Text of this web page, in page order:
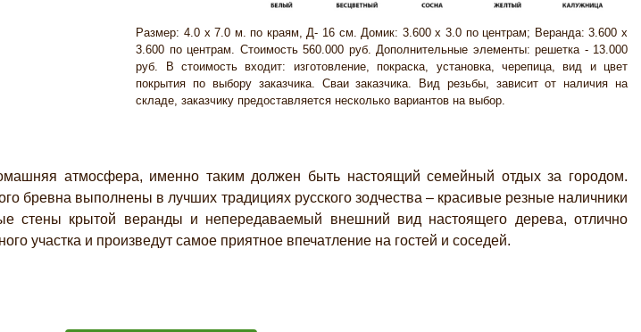
Размер: 4.0 х 7.0 м. по краям, Д- 16 см. Домик: 3.600 х 3.0 по центрам; Веранда: 3.600 х
3.600 по центрам. Стоимость 560.000 руб. Дополнительные элементы: решетка - 13.000
руб. В стоимость входит: изготовление, покраска, установка, черепица, вид и цвет
покрытия по выбору заказчика. Сваи заказчика. Вид резьбы, зависит от наличия на
складе, заказчику предоставляется несколько вариантов на выбор.
атмосфера, именно таким должен быть настоящий семейный отдых за городом.
бревна выполнены в лучших традициях русского зодчества – красивые резные наличники
стены крытой веранды и непередаваемый внешний вид настоящего дерева, отлично
участка и произведут самое приятное впечатление на гостей и соседей.